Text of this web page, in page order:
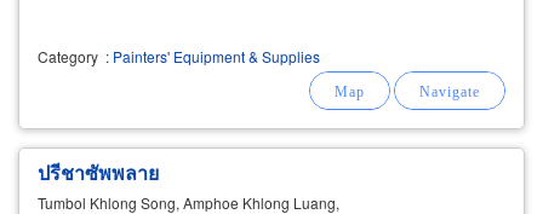
Category : Painters' Equipment & Supplies
ปรีชาซัพพลาย
Tumbol Khlong Song, Amphoe Khlong Luang,